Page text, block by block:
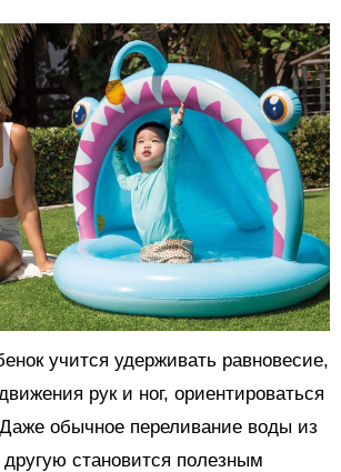
учится удерживать равновесие,
рук и ног, ориентироваться
обычное переливание воды из
становится полезным